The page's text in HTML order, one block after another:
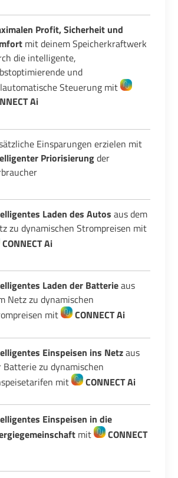
Profit, Sicherheit und
mit deinem Speicherkraftwerk
die intelligente,
und
Steuerung mit
Ai
Einsparungen erzielen mit
Priorisierungder
Laden des Autos aus dem
zu dynamischen Strompreisen mit
CONNECT Ai
Laden der Batterieaus
Netz zu dynamischen
mit
CONNECT Ai
Einspeisen ins Netzaus
Batterie zu dynamischen
mit
CONNECT Ai
Einspeisen in die
mit
CONNECT